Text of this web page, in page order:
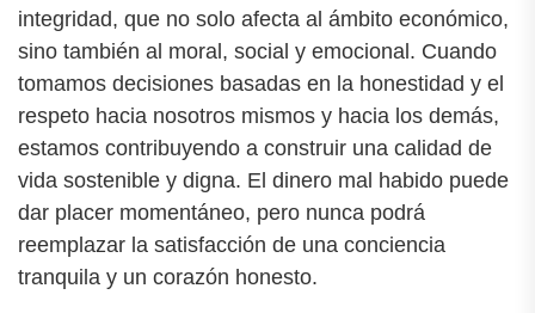
integridad, que no solo afecta al ámbito económico,
sino también al moral, social y emocional. Cuando
tomamos decisiones basadas en la honestidad y el
respeto hacia nosotros mismos y hacia los demás,
estamos contribuyendo a construir una calidad de
vida sostenible y digna. El dinero mal habido puede
dar placer momentáneo, pero nunca podrá
reemplazar la satisfacción de una conciencia
tranquila y un corazón honesto.